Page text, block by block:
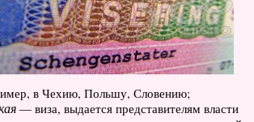
в Чехию, Польшу, Словению;
— виза, выдается представителям власти